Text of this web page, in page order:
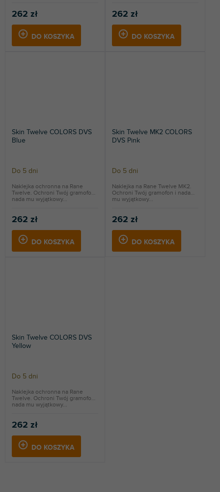
262 zł
DO KOSZYKA
262 zł
DO KOSZYKA
Skin Twelve COLORS DVS
Blue
Do 5 dni
262 zł
DO KOSZYKA
Naklejka ochronna na Rane
Twelve. Ochroni Twój gramofon i
nada mu wyjątkowy...
Skin Twelve MK2 COLORS
DVS Pink
Do 5 dni
262 zł
DO KOSZYKA
Naklejka na Rane Twelve MK2.
Ochroni Twój gramofon i nada
mu wyjątkowy...
Skin Twelve COLORS DVS
Yellow
Do 5 dni
262 zł
DO KOSZYKA
Naklejka ochronna na Rane
Twelve. Ochroni Twój gramofon i
nada mu wyjątkowy...